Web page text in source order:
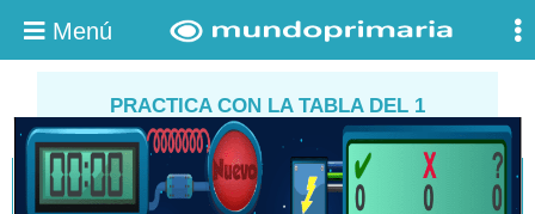
Menú
PRACTICA CON LA TABLA DEL 1